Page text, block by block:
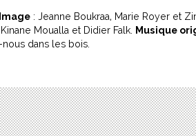
Image : Jeanne Boukraa, Marie Royer et
Moualla et Didier Falk. Musique
dans les bois.